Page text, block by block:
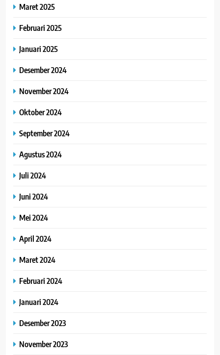
Maret 2025
Februari 2025
Januari 2025
Desember 2024
November 2024
Oktober 2024
September 2024
Agustus 2024
Juli 2024
Juni 2024
Mei 2024
April 2024
Maret 2024
Februari 2024
Januari 2024
Desember 2023
November 2023